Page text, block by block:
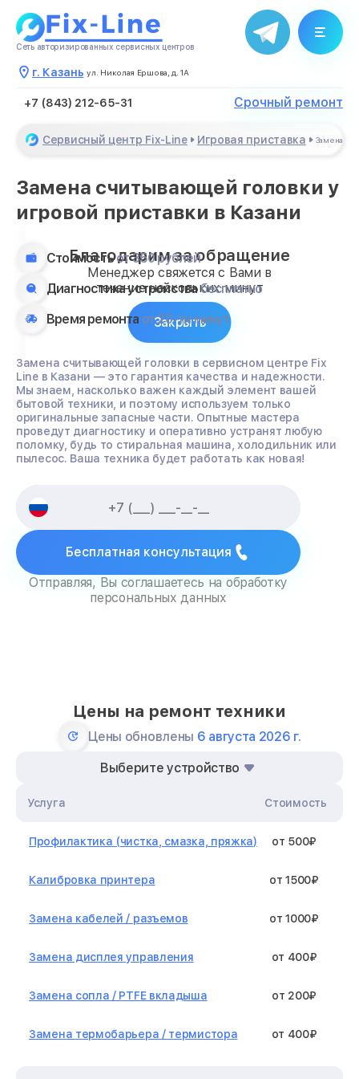
Сеть авторизированных сервисных центров
г. Казань ул. Николая Ершова, д. 1А
+7 (843) 212-65-31 Срочный ремонт
Сервисный центр Fix-Line Игровая приставка Замена
Замена считывающей головки у
игровой приставки в Казани
Стоимостьот 350 рублей
Диагностика устройствабесплатно
Время ремонта от 20-ти минут
Замена считывающей головки в сервисном центре Fix
Line в Казани — это гарантия качества и надежности.
Мы знаем, насколько важен каждый элемент вашей
бытовой техники, и поэтому используем только
оригинальные запасные части. Опытные мастера
проведут диагностику и оперативно устранят любую
поломку, будь то стиральная машина, холодильник или
пылесос. Ваша техника будет работать как новая!
Бесплатная консультация
Отправляя, Вы соглашаетесь на обработку
персональных данных
Цены на ремонт техники
Цены обновлены 6 августа 2026 г.
Выберите устройство
Услуга Стоимость
Профилактика (чистка, смазка, пряжка) от 500₽
Калибровка принтера от 1500₽
Замена кабелей / разъемов от 1000₽
Замена дисплея управления от 400₽
Замена сопла / PTFE вкладыша от 200₽
Замена термобарьера / термистора от 400₽
Благодарим за обращение
Менеджер свяжется с Вами в
течение нескольких минут
Закрыть